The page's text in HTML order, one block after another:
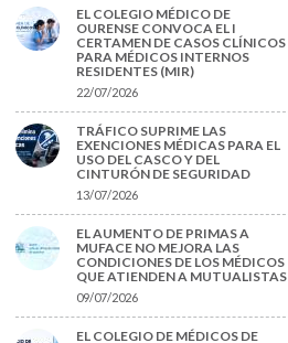
EL COLEGIO MÉDICO DE
OURENSE CONVOCA EL I
CERTAMEN DE CASOS CLÍNICOS
PARA MÉDICOS INTERNOS
RESIDENTES (MIR)
22/07/2026
TRÁFICO SUPRIME LAS
EXENCIONES MÉDICAS PARA EL
USO DEL CASCO Y DEL
CINTURÓN DE SEGURIDAD
13/07/2026
EL AUMENTO DE PRIMAS A
MUFACE NO MEJORA LAS
CONDICIONES DE LOS MÉDICOS
QUE ATIENDEN A MUTUALISTAS
09/07/2026
EL COLEGIO DE MÉDICOS DE